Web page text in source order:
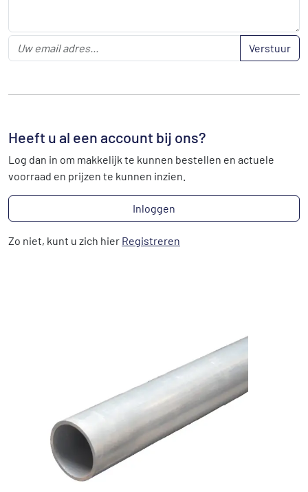
Verstuur
Heeft u al een account bij ons?
Log dan in om makkelijk te kunnen bestellen en actuele
voorraad en prijzen te kunnen inzien.
Inloggen
Zo niet, kunt u zich hier Registreren